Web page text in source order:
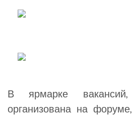
В ярмарке вакансий,
организована на форуме,